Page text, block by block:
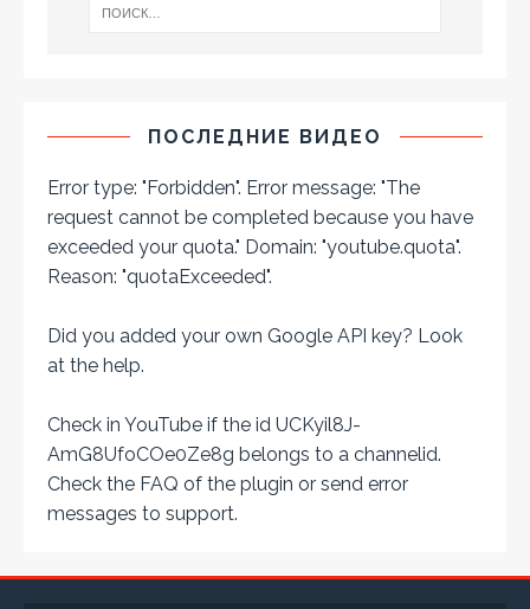
ПОСЛЕДНИЕ ВИДЕО
Error type: "Forbidden". Error message: "The
request cannot be completed because you have
exceeded your quota." Domain: "youtube.quota".
Reason: "quotaExceeded".
Did you added your own Google API key? Look
at the help.
Check in YouTube if the id UCKyil8J-
AmG8UfoCOe0Ze8g belongs to a channelid.
Check the FAQ of the plugin or send error
messages to support.